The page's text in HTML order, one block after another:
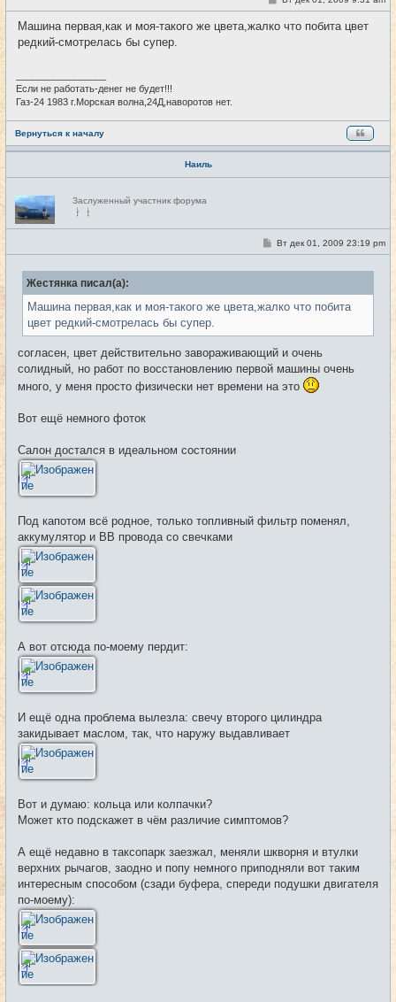
и
о
б
Машина первая,как и моя-такого же цвета,жалко что побита цвет
редкий-смотрелась бы супер.
Если не работать-денег не будет!!!
Газ-24 1983 г.Морская волна,24Д,наворотов нет.
Вернуться к началу
Наиль
Н
е
в
с
и
Заслуженный участник форума
#21
С
о
б
е
н
Вт дек 01, 2009 23:19 pm
Жестянка писал(а):
Машина первая,как и моя-такого же цвета,жалко что побита
цвет редкий-смотрелась бы супер.
согласен, цвет действительно завораживающий и очень
солидный, но работ по восстановлению первой машины очень
много, у меня просто физически нет времени на это
Вот ещё немного фоток
Салон достался в идеальном состоянии
Под капотом всё родное, только топливный фильтр поменял,
аккумулятор и ВВ провода со свечками
А вот отсюда по-моему пердит:
И ещё одна проблема вылезла: свечу второго цилиндра
закидывает маслом, так, что наружу выдавливает
Вот и думаю: кольца или колпачки?
Может кто подскажет в чём различие симптомов?
А ещё недавно в таксопарк заезжал, меняли шкворня и втулки
верхних рычагов, заодно и попу немного приподняли вот таким
интересным способом (сзади буфера, спереди подушки двигателя
по-моему):